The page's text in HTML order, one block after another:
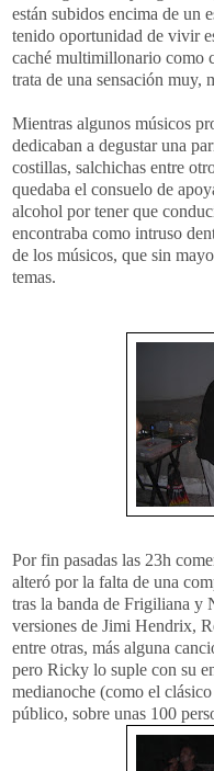
están subidos encima de un
tenido oportunidad de vivir
caché multimillonario como
trata de una sensación muy,
Mientras algunos músicos
dedicaban a degustar una
costillas, salchichas entre
quedaba el consuelo de
alcohol por tener que
encontraba como intruso
de los músicos, que sin
temas.
Por fin pasadas las 23h
alteró por la falta de una
tras la banda de Frigiliana y
versiones de Jimi Hendrix,
entre otras, más alguna
pero Ricky lo suple con su
medianoche (como el
público, sobre unas 100